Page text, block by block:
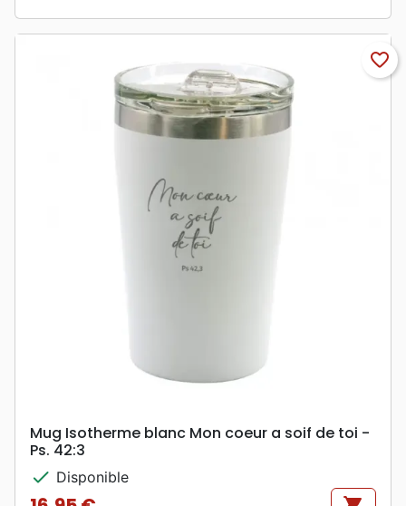
favorite_border
Mug Isotherme blanc Mon coeur a soif de toi -
Ps. 42:3
check Disponible